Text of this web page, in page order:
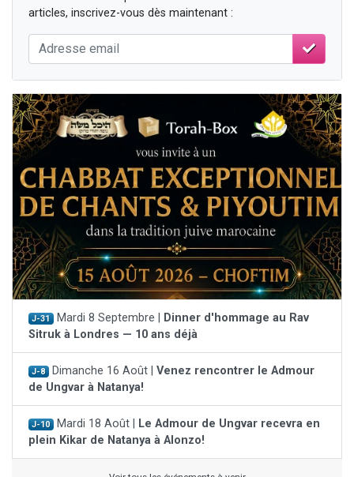
articles, inscrivez-vous dès maintenant :
J-31 Mardi 8 Septembre |
Dinner d'hommage au Rav
Sitruk à Londres — 10 ans déjà
J-8 Dimanche 16 Août | Venez rencontrer le Admour
de Ungvar à Natanya!
J-10 Mardi 18 Août |
Le Admour de Ungvar recevra en
plein Kikar de Natanya à Alonzo!